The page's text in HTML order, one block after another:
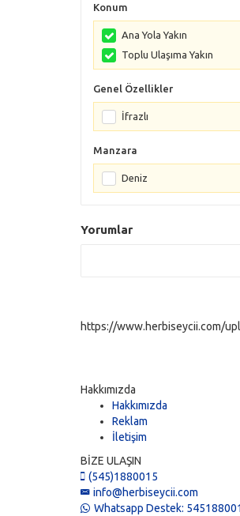
Konum
Ana Yola Yakın
Toplu Ulaşıma Yakın
Genel Özellikler
İfrazlı
Manzara
Deniz
Yorumlar
https://www.herbiseycii.com/
Hakkımızda
Hakkımızda
Reklam
İletişim
BİZE ULAŞIN
(545)1880015
info@herbiseycii.com
Whatsapp Destek: